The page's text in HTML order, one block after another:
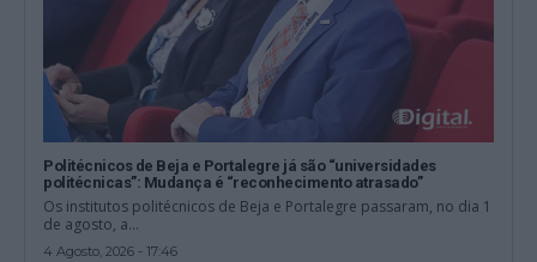
Politécnicos de Beja e Portalegre já são “universidades
politécnicas”: Mudança é “reconhecimento atrasado”
Os institutos politécnicos de Beja e Portalegre passaram, no dia 1
de agosto, a...
4 Agosto, 2026 - 17:46